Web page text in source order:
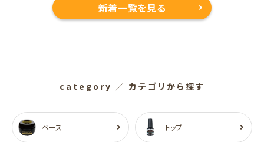
新着一覧を見る
category ／ カテゴリから探す
ベース トップ